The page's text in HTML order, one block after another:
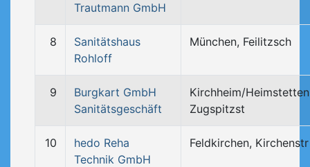
Trautmann GmbH
8
Sanitätshaus
Rohloff
München, Feilitzsch
9
Burgkart GmbH
Sanitätsgeschäft
Kirchheim/
Zugspitzst
10
hedo Reha
Technik GmbH
Feldkirchen, Kirchenstr